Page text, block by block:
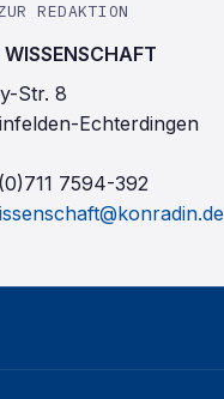
REDAKTION
WISSENSCHAFT
Str. 8
Echterdingen
7594-392